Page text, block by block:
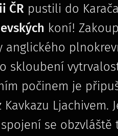
ČR pustili do
koní!
anglického
skloubení
počinem je
Ljachivem.
se obzvláště